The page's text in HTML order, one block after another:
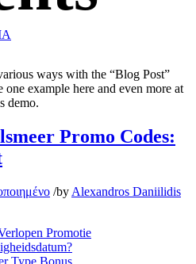
ways with the “Blog Post”
one example here and even more at
demo.
Promo Codes:
/by Alexandros Daniilidis
Promotie
Type Bonus